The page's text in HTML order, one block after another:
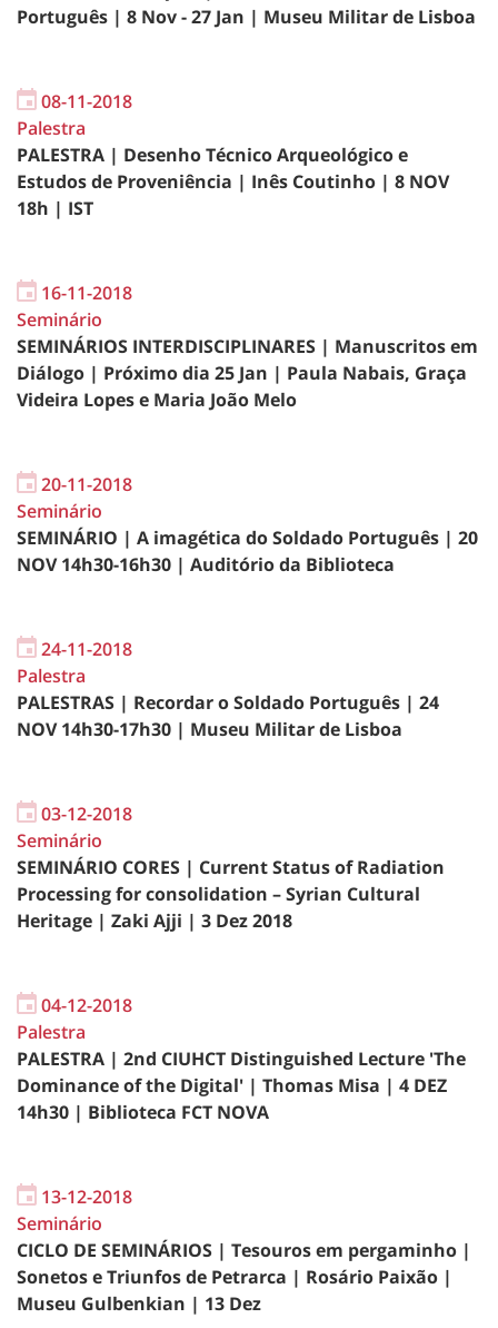
Português | 8 Nov - 27 Jan | Museu Militar de Lisboa
08-11-2018
Palestra
PALESTRA | Desenho Técnico Arqueológico e
Estudos de Proveniência | Inês Coutinho | 8 NOV
18h | IST
16-11-2018
Seminário
SEMINÁRIOS INTERDISCIPLINARES | Manuscritos em
Diálogo | Próximo dia 25 Jan | Paula Nabais, Graça
Videira Lopes e Maria João Melo
20-11-2018
Seminário
SEMINÁRIO | A imagética do Soldado Português | 20
NOV 14h30-16h30 | Auditório da Biblioteca
24-11-2018
Palestra
PALESTRAS | Recordar o Soldado Português | 24
NOV 14h30-17h30 | Museu Militar de Lisboa
03-12-2018
Seminário
SEMINÁRIO CORES | Current Status of Radiation
Processing for consolidation – Syrian Cultural
Heritage | Zaki Ajji | 3 Dez 2018
04-12-2018
Palestra
PALESTRA | 2nd CIUHCT Distinguished Lecture 'The
Dominance of the Digital' | Thomas Misa | 4 DEZ
14h30 | Biblioteca FCT NOVA
13-12-2018
Seminário
CICLO DE SEMINÁRIOS | Tesouros em pergaminho |
Sonetos e Triunfos de Petrarca | Rosário Paixão |
Museu Gulbenkian | 13 Dez